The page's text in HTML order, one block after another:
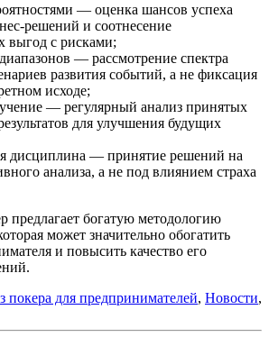
— оценка шансов успеха
решений и соотнесение
выгод с рисками;
— рассмотрение спектра
развития событий, а не фиксация
исходе;
— регулярный анализ принятых
для улучшения будущих
дисциплина — принятие решений на
анализа, а не под влиянием страха
предлагает богатую методологию
может значительно обогатить
и повысить качество его
покера для предпринимателей, Новости,